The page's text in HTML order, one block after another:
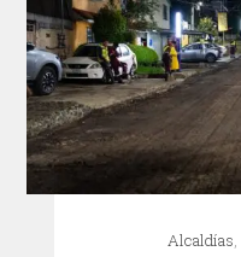
Alcaldías,